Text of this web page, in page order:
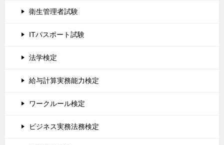
衛生管理者試験
ITパスポート試験
法学検定
給与計算実務能力検定
ワークルール検定
ビジネス実務法務検定